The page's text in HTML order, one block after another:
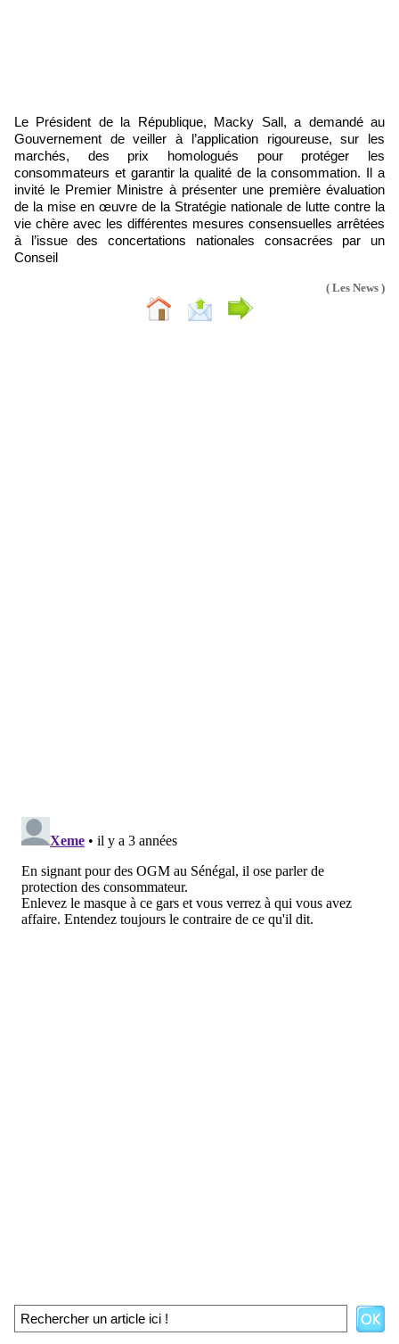
Le Président de la République, Macky Sall, a demandé au
Gouvernement de veiller à l’application rigoureuse, sur les
marchés, des prix homologués pour protéger les
consommateurs et garantir la qualité de la consommation. Il a
invité le Premier Ministre à présenter une première évaluation
de la mise en œuvre de la Stratégie nationale de lutte contre la
vie chère avec les différentes mesures consensuelles arrêtées
à l’issue des concertations nationales consacrées par un
Conseil
( Les News )